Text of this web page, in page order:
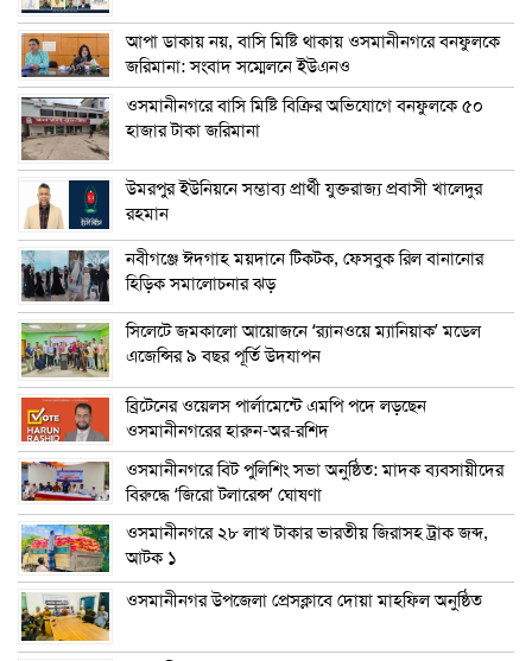
আপা ডাকায় নয়, বাসি মিষ্টি থাকায় ওসমানীনগরে বনফুলকে
জরিমানা: সংবাদ সম্মেলনে ইউএনও
ওসমানীনগরে বাসি মিষ্টি বিক্রির অভিযোগে বনফুলকে ৫০
হাজার টাকা জরিমানা
উমরপুর ইউনিয়নে সম্ভাব্য প্রার্থী যুক্তরাজ্য প্রবাসী খালেদুর
রহমান
নবীগঞ্জে ঈদগাহ ময়দানে টিকটক, ফেসবুক রিল বানানোর
হিড়িক সমালোচনার ঝড়
সিলেটে জমকালো আয়োজনে ‘র‍্যানওয়ে ম্যানিয়াক’ মডেল
এজেন্সির ৯ বছর পূর্তি উদযাপন
ব্রিটেনের ওয়েলস পার্লামেন্টে এমপি পদে লড়ছেন
ওসমানীনগরের হারুন-অর-রশিদ
ওসমানীনগরে বিট পুলিশিং সভা অনুষ্ঠিত: মাদক ব্যবসায়ীদের
বিরুদ্ধে ‘জিরো টলারেন্স’ ঘোষণা
ওসমানীনগরে ২৮ লাখ টাকার ভারতীয় জিরাসহ ট্রাক জব্দ,
আটক ১
ওসমানীনগর উপজেলা প্রেসক্লাবে দোয়া মাহফিল অনুষ্ঠিত